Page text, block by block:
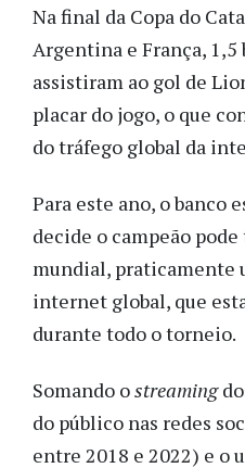
Na final da Copa do
Argentina e França, 1,5
assistiram ao gol de
placar do jogo, o que
do tráfego global da
Para este ano, o banco
decide o campeão
mundial, praticamente
internet global, que
durante todo o torneio.
Somando ostreaming
do público nas redes
entre 2018 e 2022) e o